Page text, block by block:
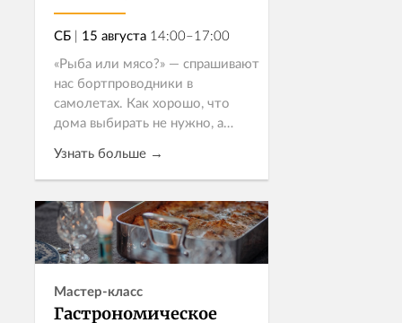
СБ | 15 августа 14:00–17:00
«Рыба или мясо?» — спрашивают
нас бортпроводники в
самолетах. Как хорошо, что
дома выбирать не нужно, а
великолепный обед, в котором
будет и то, и другое! Именно
такой обед из четырё...
Узнать больше →
Записаться
Мастер-класс
Гастрономическое